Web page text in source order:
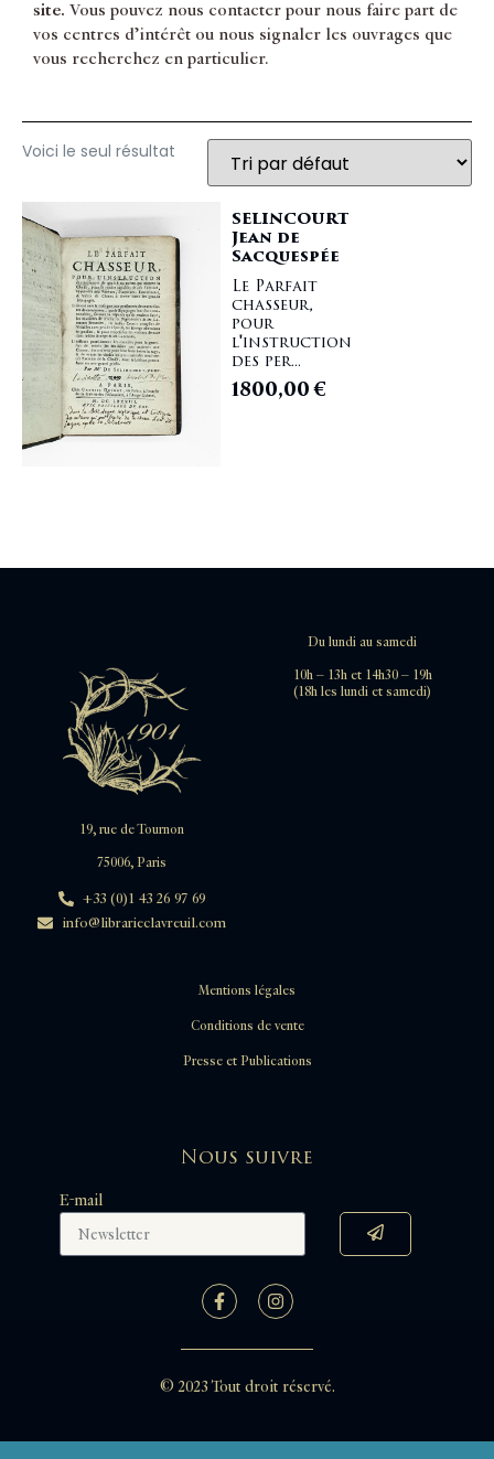
site. Vous pouvez nous contacter pour nous faire part de
vos centres d’intérêt ou nous signaler les ouvrages que
vous recherchez en particulier.
Voici le seul résultat
SELINCOURT
Jean de
Sacquespée
Le Parfait
chasseur,
pour
l'instruction
des per...
1800,00€
Du lundi au samedi
10h – 13h et 14h30 – 19h
(18h les lundi et samedi)
19, rue de Tournon
75006, Paris
+33 (0)1 43 26 97 69
info@librarieclavreuil.com
Mentions légales
Conditions de vente
Presse et Publications
Nous suivre
E-mail
© 2023 Tout droit réservé.